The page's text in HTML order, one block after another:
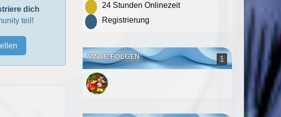
dich
teil!
24 Stunden Onlinezeit
Registrierung
VINCE FOLGEN 1